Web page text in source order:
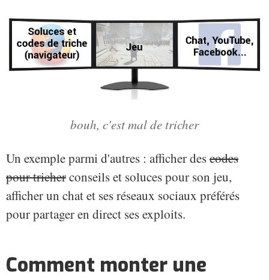
bouh, c'est mal de tricher
Un exemple parmi d'autres : afficher descodes
pour tricherconseils et soluces pour son jeu,
afficher un chat et ses réseaux sociaux préférés
pour partager en direct ses exploits.
Comment monter une